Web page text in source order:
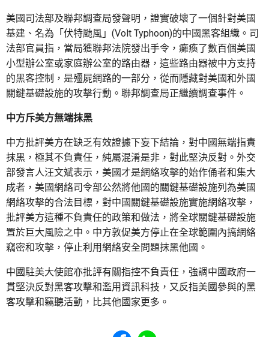
美國司法部及聯邦調查局發聲明，證實破壞了一個針對美國
基建、名為「伏特颱風」(Volt Typhoon)的中國黑客組織。司
法部官員指，當局獲聯邦法院發出手令，癱瘓了數百個美國
小型辦公室或家庭辦公室的路由器，這些路由器被中方支持
的黑客控制，是殭屍網路的一部分，從而隱藏對美國和外國
關鍵基礎設施的攻擊行動。聯邦調查局正繼續調查事件。
中方斥美方無端抹黑
中方批評美方在缺乏有效證據下妄下結論，對中國無端指責
抹黑，極其不負責任，純屬混淆是非，對此堅決反對。外交
部發言人汪文斌表示，美國才是網絡攻擊的始作俑者和集大
成者，美國網絡司令部公然將他國的關鍵基礎設施列為美國
網絡攻擊的合法目標，對中國關鍵基礎設施實施網絡攻擊，
批評美方這種不負責任的政策和做法，將全球關鍵基礎設施
置於巨大風險之中。中方敦促美方停止在全球範圍內搞網絡
竊密和攻擊，停止利用網絡安全問題抹黑他國。
中國駐美大使館亦批評有關指控不負責任，強調中國政府一
貫堅決反對黑客攻擊和濫用資訊科技，又反指美國參與的黑
客攻擊和竊聽活動，比其他國家更多。
Share to Facebook
Share to WhatsApp